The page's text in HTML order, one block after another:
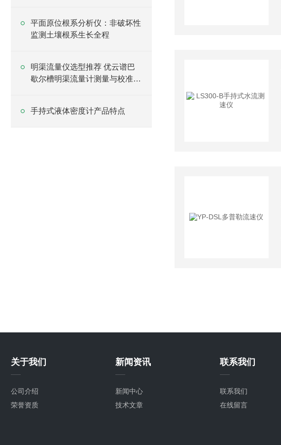
平面原位根系分析仪：非破坏性
监测土壤根系生长全程
明渠流量仪选型推荐 优云谱巴
歇尔槽明渠流量计测量与校准方
手持式液体密度计产品特点
关于我们
公司介绍
荣誉资质
新闻资讯
新闻中心
技术文章
联系我们
联系我们
在线留言